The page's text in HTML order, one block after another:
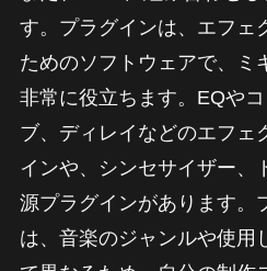
す。プラグインは、エフェ
ためのソフトウェアで、ミ
非常に役立ちます。EQや
ブ、ディレイなどのエフェ
インや、シンセサイザー、
源プラグインがあります。
は、音楽のジャンルや使用